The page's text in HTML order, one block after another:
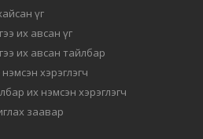
үг
их авсан үг
их авсан тайлбар
нэмсэн хэрэглэгч
их нэмсэн хэрэглэгч
заавар